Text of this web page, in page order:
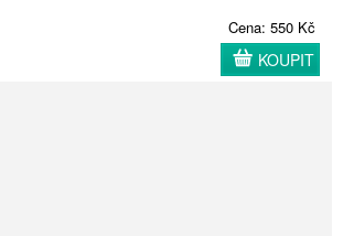
Cena: 550 Kč
KOUPIT